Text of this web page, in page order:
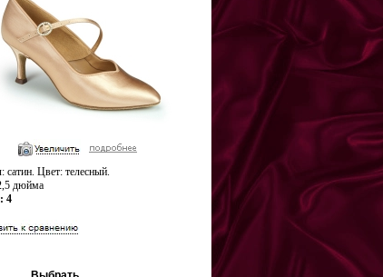
сатин. Цвет: телесный.
дюйма
4